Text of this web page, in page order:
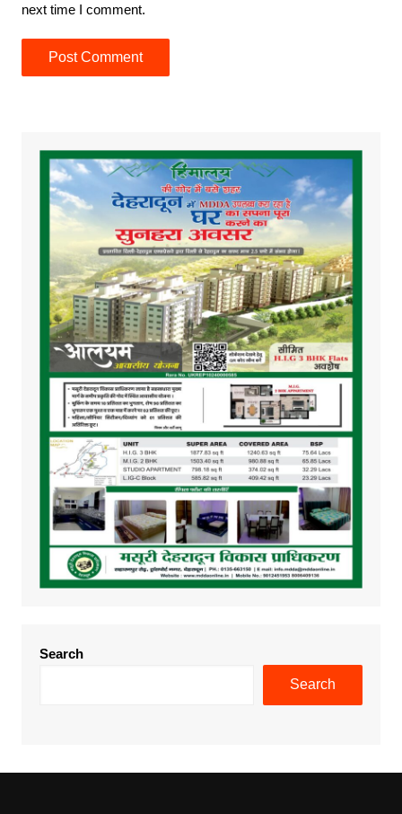
next time I comment.
Search
Search